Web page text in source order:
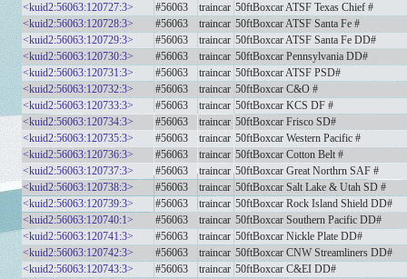
<kuid2:56063:120727:3>
#56063 traincar 50ftBoxcar ATSF Texas Chief #
<kuid2:56063:120728:3>
#56063 traincar 50ftBoxcar ATSF Santa Fe #
<kuid2:56063:120729:3>
#56063 traincar 50ftBoxcar ATSF Santa Fe DD#
<kuid2:56063:120730:3>
#56063 traincar 50ftBoxcar Pennsylvania DD#
<kuid2:56063:120731:3>
#56063 traincar 50ftBoxcar ATSF PSD#
<kuid2:56063:120732:3>
#56063 traincar 50ftBoxcar C&O #
<kuid2:56063:120733:3>
#56063 traincar 50ftBoxcar KCS DF #
<kuid2:56063:120734:3>
#56063 traincar 50ftBoxcar Frisco SD#
<kuid2:56063:120735:3>
#56063 traincar 50ftBoxcar Western Pacific #
<kuid2:56063:120736:3>
#56063 traincar 50ftBoxcar Cotton Belt #
<kuid2:56063:120737:3>
#56063 traincar 50ftBoxcar Great Northrn SAF #
<kuid2:56063:120738:3>
#56063 traincar 50ftBoxcar Salt Lake & Utah SD #
<kuid2:56063:120739:3>
#56063 traincar 50ftBoxcar Rock Island Shield DD#
<kuid2:56063:120740:1>
#56063 traincar 50ftBoxcar Southern Pacific DD#
<kuid2:56063:120741:3>
#56063 traincar 50ftBoxcar Nickle Plate DD#
<kuid2:56063:120742:3>
#56063 traincar 50ftBoxcar CNW Streamliners DD#
<kuid2:56063:120743:3>
#56063 traincar 50ftBoxcar C&EI DD#